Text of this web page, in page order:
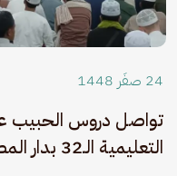
24 صفَر 1448
تواصل دروس الحبيب
التعليمية الـ32 بدار المصطفى بتريم